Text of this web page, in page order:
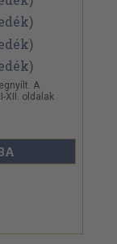
A
XII. oldalak